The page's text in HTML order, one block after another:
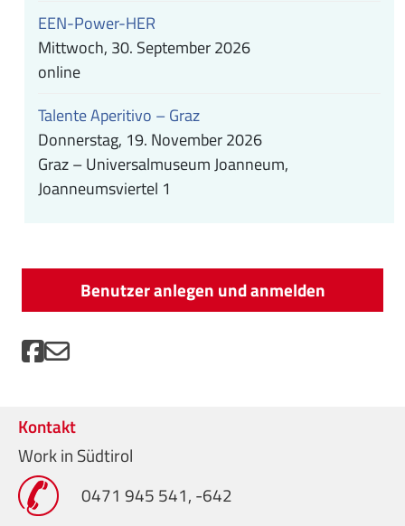
EEN-Power-HER
Mittwoch, 30. September 2026
online
Talente Aperitivo – Graz
Donnerstag, 19. November 2026
Graz – Universalmuseum Joanneum,
Joanneumsviertel 1
Benutzer anlegen und anmelden
Kontakt
Work in Südtirol
0471 945 541, -642